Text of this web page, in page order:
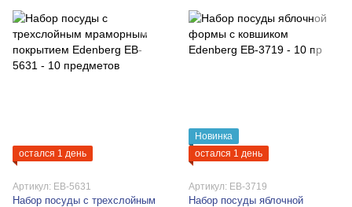
остался 1 день
Артикул: EB-5631
Набор посуды с трехслойным
Новинка
остался 1 день
Артикул: EB-3719
Набор посуды яблочной